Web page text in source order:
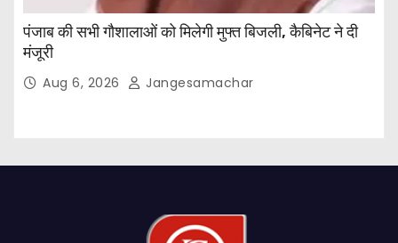
पंजाब की सभी गौशालाओं को मिलेगी मुफ्त बिजली, कैबिनेट ने दी
मंजूरी
Aug 6, 2026 Jangesamachar